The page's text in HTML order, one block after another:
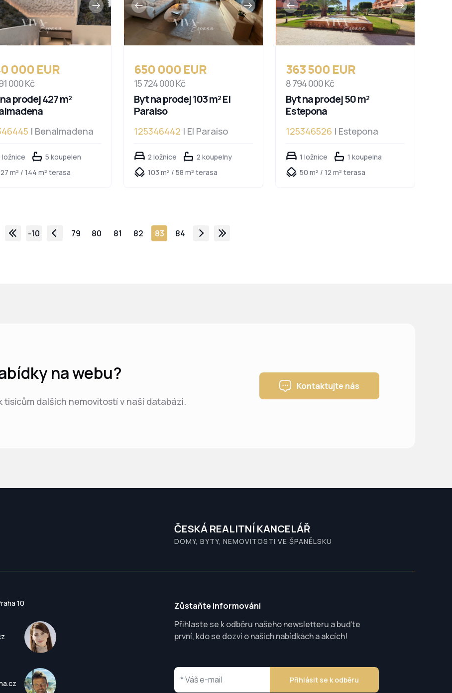
000 EUR
000 Kč
prodej 427 m²
| Benalmadena
ložnice
5 koupelen
m² / 144 m² terasa
650 000 EUR
15 724 000 Kč
Byt na prodej 103 m² El
Paraiso
125346442 | El Paraiso
2 ložnice
2 koupelny
103 m² / 58 m² terasa
363 500 EUR
8 794 000 Kč
Byt na prodej 50 m²
Estepona
125346526 | Estepona
1 ložnice
1 koupelna
50 m² / 12 m² terasa
-10 79 80 81 82 83 84
na webu?
dalších nemovitostí v naší databázi.
Kontaktujte nás
ČESKÁ REALITNÍ KANCELÁŘ
DOMY, BYTY, NEMOVITOSTI VE ŠPANĚLSKU
10
Zůstaňte informováni
Přihlaste se k odběru našeho newsletteru a buďte
první, kdo se dozví o našich nabídkách a akcích!
Přihlásit se k odběru